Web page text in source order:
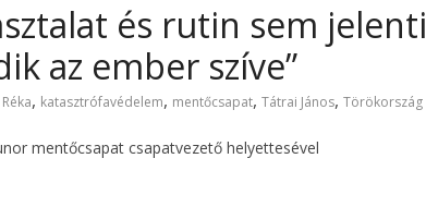
és rutin sem jelenti
az ember szíve”
, katasztrófavédelem, mentőcsapat, Tátrai János, Törökország
mentőcsapat csapatvezető helyettesével